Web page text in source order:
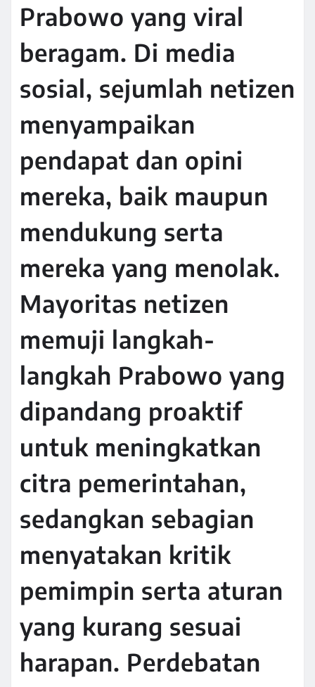
Prabowo yang viral
beragam. Di media
sosial, sejumlah netizen
menyampaikan
pendapat dan opini
mereka, baik maupun
mendukung serta
mereka yang menolak.
Mayoritas netizen
memuji langkah-
langkah Prabowo yang
dipandang proaktif
untuk meningkatkan
citra pemerintahan,
sedangkan sebagian
menyatakan kritik
pemimpin serta aturan
yang kurang sesuai
harapan. Perdebatan